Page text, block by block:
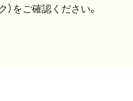
）をご確認ください。